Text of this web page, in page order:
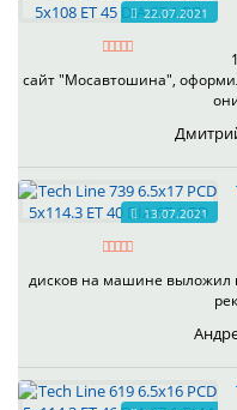
22.07.2021
сайт "Мосавтошина",
13.07.2021
дисков на машине выложил